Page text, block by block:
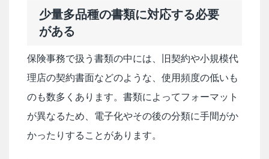
少量多品種の書類に対応する必要
がある
保険事務で扱う書類の中には、旧契約や小規模代
理店の契約書面などのような、使用頻度の低いも
のも数多くあります。書類によってフォーマット
が異なるため、電子化やその後の分類に手間がか
かったりすることがあります。